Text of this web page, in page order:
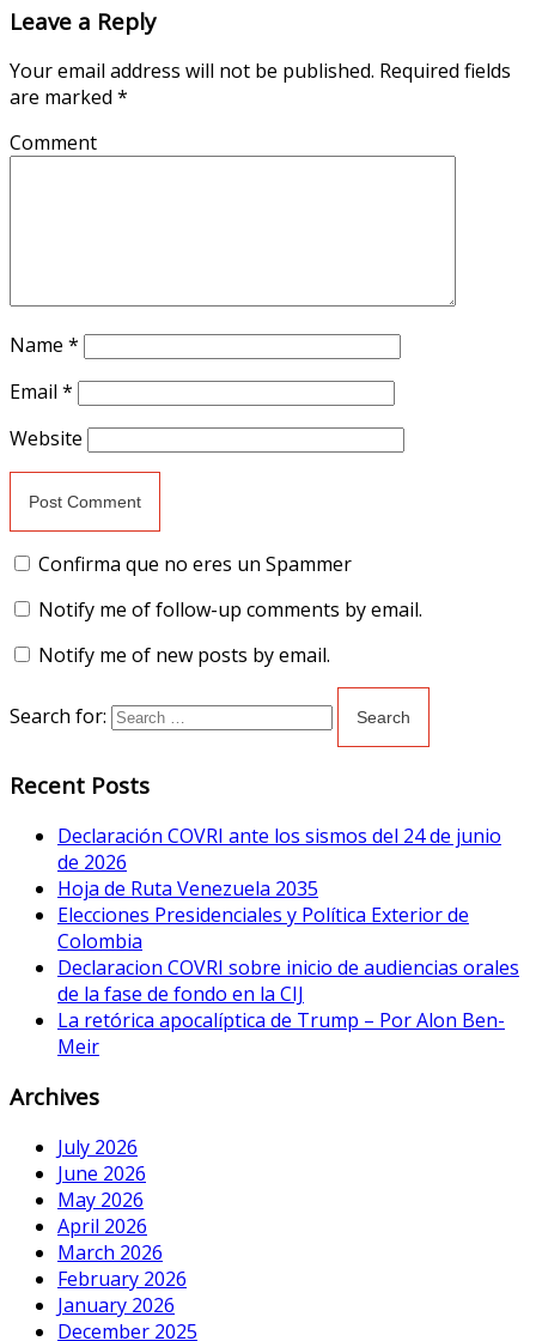
Leave a Reply
Your email address will not be published. Required fields
are marked *
Comment
Name *
Email *
Website
Confirma que no eres un Spammer
Notify me of follow-up comments by email.
Notify me of new posts by email.
Search for:
Recent Posts
Declaración COVRI ante los sismos del 24 de junio
de 2026
Hoja de Ruta Venezuela 2035
Elecciones Presidenciales y Política Exterior de
Colombia
Declaracion COVRI sobre inicio de audiencias orales
de la fase de fondo en la CIJ
La retórica apocalíptica de Trump – Por Alon Ben-
Meir
Archives
July 2026
June 2026
May 2026
April 2026
March 2026
February 2026
January 2026
December 2025